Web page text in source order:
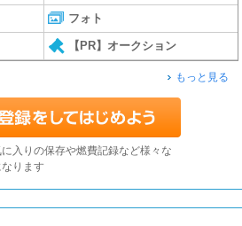
フォト
【PR】オークション
もっと見る
入りの保存や燃費記録など様々な
ります